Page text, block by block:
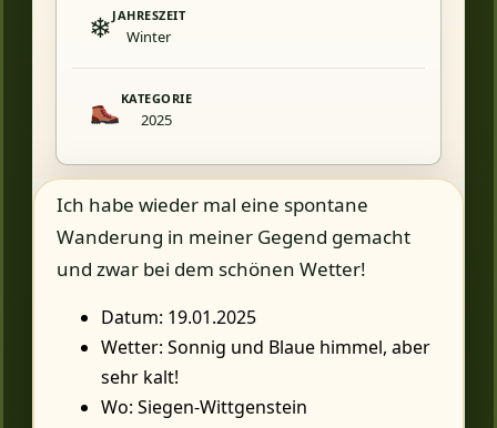
❄JAHRESZEIT
Winter
KATEGORIE
2025
Ich habe wieder mal eine spontane
Wanderung in meiner Gegend gemacht
und zwar bei dem schönen Wetter!
Datum: 19.01.2025
Wetter: Sonnig und Blaue himmel, aber
sehr kalt!
Wo: Siegen-Wittgenstein